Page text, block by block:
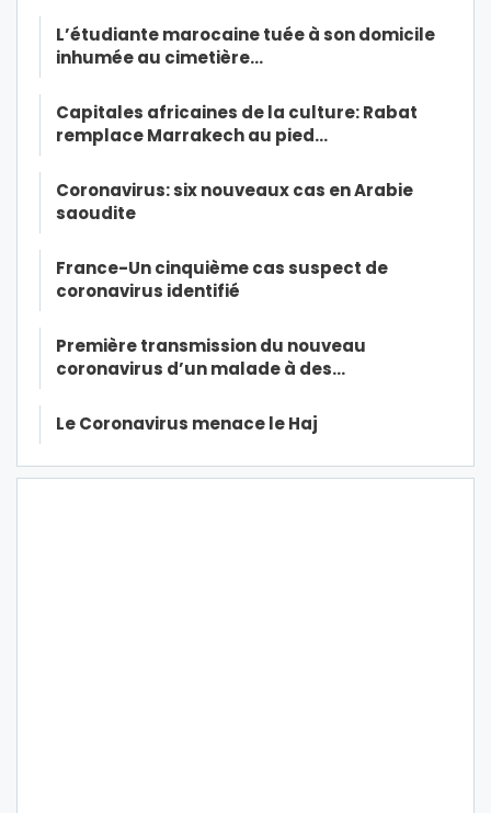
L’étudiante marocaine tuée à son domicile
inhumée au cimetière…
Capitales africaines de la culture: Rabat
remplace Marrakech au pied…
Coronavirus: six nouveaux cas en Arabie
saoudite
France-Un cinquième cas suspect de
coronavirus identifié
Première transmission du nouveau
coronavirus d’un malade à des…
Le Coronavirus menace le Haj